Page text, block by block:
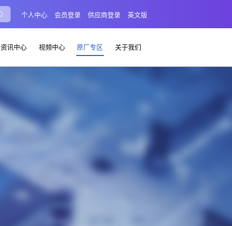
个人中心 会员登录 供应商登录 英文版
资讯中心 视频中心 原厂专区 关于我们